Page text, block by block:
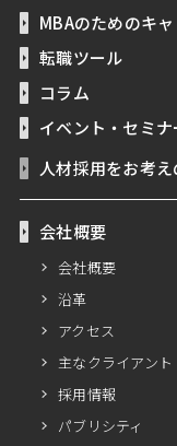
MBAのためのキ
転職ツール
コラム
イベント・セミナ
人材採用をお考
会社概要
会社概要
沿革
アクセス
主なクライアント
採用情報
パブリシティ